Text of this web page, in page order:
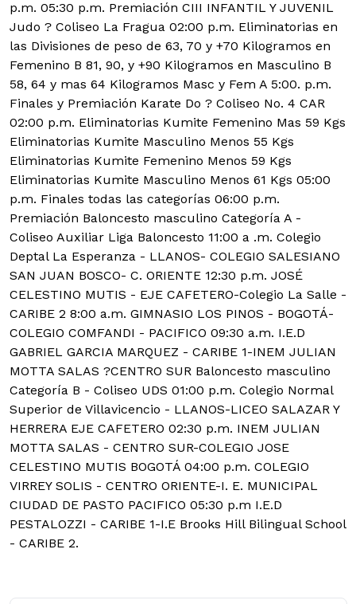
p.m. 05:30 p.m. Premiación CIII INFANTIL Y JUVENIL
Judo ? Coliseo La Fragua 02:00 p.m. Eliminatorias en
las Divisiones de peso de 63, 70 y +70 Kilogramos en
Femenino B 81, 90, y +90 Kilogramos en Masculino B
58, 64 y mas 64 Kilogramos Masc y Fem A 5:00. p.m.
Finales y Premiación Karate Do ? Coliseo No. 4 CAR
02:00 p.m. Eliminatorias Kumite Femenino Mas 59 Kgs
Eliminatorias Kumite Masculino Menos 55 Kgs
Eliminatorias Kumite Femenino Menos 59 Kgs
Eliminatorias Kumite Masculino Menos 61 Kgs 05:00
p.m. Finales todas las categorías 06:00 p.m.
Premiación Baloncesto masculino Categoría A -
Coliseo Auxiliar Liga Baloncesto 11:00 a .m. Colegio
Deptal La Esperanza - LLANOS- COLEGIO SALESIANO
SAN JUAN BOSCO- C. ORIENTE 12:30 p.m. JOSÉ
CELESTINO MUTIS - EJE CAFETERO-Colegio La Salle -
CARIBE 2 8:00 a.m. GIMNASIO LOS PINOS - BOGOTÁ-
COLEGIO COMFANDI - PACIFICO 09:30 a.m. I.E.D
GABRIEL GARCIA MARQUEZ - CARIBE 1-INEM JULIAN
MOTTA SALAS ?CENTRO SUR Baloncesto masculino
Categoría B - Coliseo UDS 01:00 p.m. Colegio Normal
Superior de Villavicencio - LLANOS-LICEO SALAZAR Y
HERRERA EJE CAFETERO 02:30 p.m. INEM JULIAN
MOTTA SALAS - CENTRO SUR-COLEGIO JOSE
CELESTINO MUTIS BOGOTÁ 04:00 p.m. COLEGIO
VIRREY SOLIS - CENTRO ORIENTE-I. E. MUNICIPAL
CIUDAD DE PASTO PACIFICO 05:30 p.m I.E.D
PESTALOZZI - CARIBE 1-I.E Brooks Hill Bilingual School
- CARIBE 2.